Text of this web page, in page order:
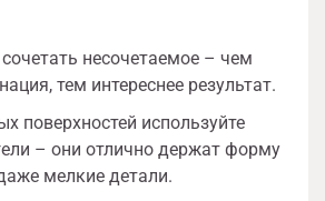
несочетаемое – чем
тем интереснее результат.
поверхностей используйте
– они отлично держат форму
мелкие детали.